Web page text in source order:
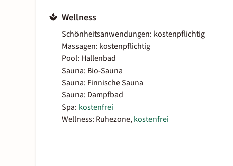
Wellness
Schönheitsanwendungen: kostenpflichtig
Massagen: kostenpflichtig
Pool: Hallenbad
Sauna: Bio-Sauna
Sauna: Finnische Sauna
Sauna: Dampfbad
Spa: kostenfrei
Wellness: Ruhezone,kostenfrei